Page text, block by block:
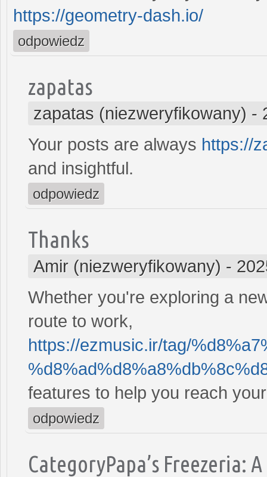
https://geometry-dash.io/
odpowiedz
zapatas
zapatas (niezweryfikowany) -
Your posts are always https://
and insightful.
odpowiedz
Thanks
Amir (niezweryfikowany) -
Whether you're exploring a
route to work,
https://ezmusic.ir/tag/
features to help you reach
odpowiedz
CategoryPapa’s Freezeria: